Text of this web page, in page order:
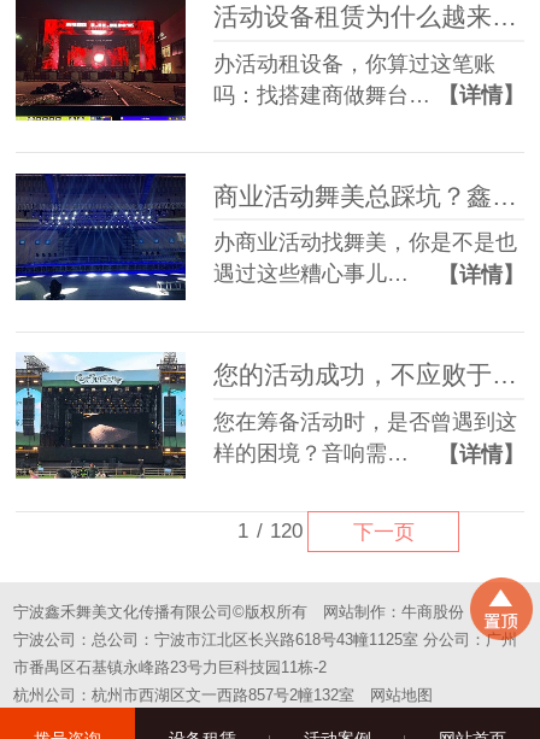
活动设备租赁为什么越来越多人选一站式？
办活动租设备，你算过这笔账
吗：找搭建商做舞台…
【详情】
商业活动舞美总踩坑？鑫禾一站式方案帮您避坑
办商业活动找舞美，你是不是也
遇过这些糟心事儿…
【详情】
您的活动成功，不应败于“拼凑”的舞台——选择一站式，选择省心
您在筹备活动时，是否曾遇到这
样的困境？音响需…
【详情】
1 / 120 下一页
宁波鑫禾舞美文化传播有限公司©版权所有 网站制作：牛商股份
宁波公司：总公司：宁波市江北区长兴路618号43幢1125室 分公司：广州
市番禺区石基镇永峰路23号力巨科技园11栋-2
杭州公司：杭州市西湖区文一西路857号2幢132室
网站地图